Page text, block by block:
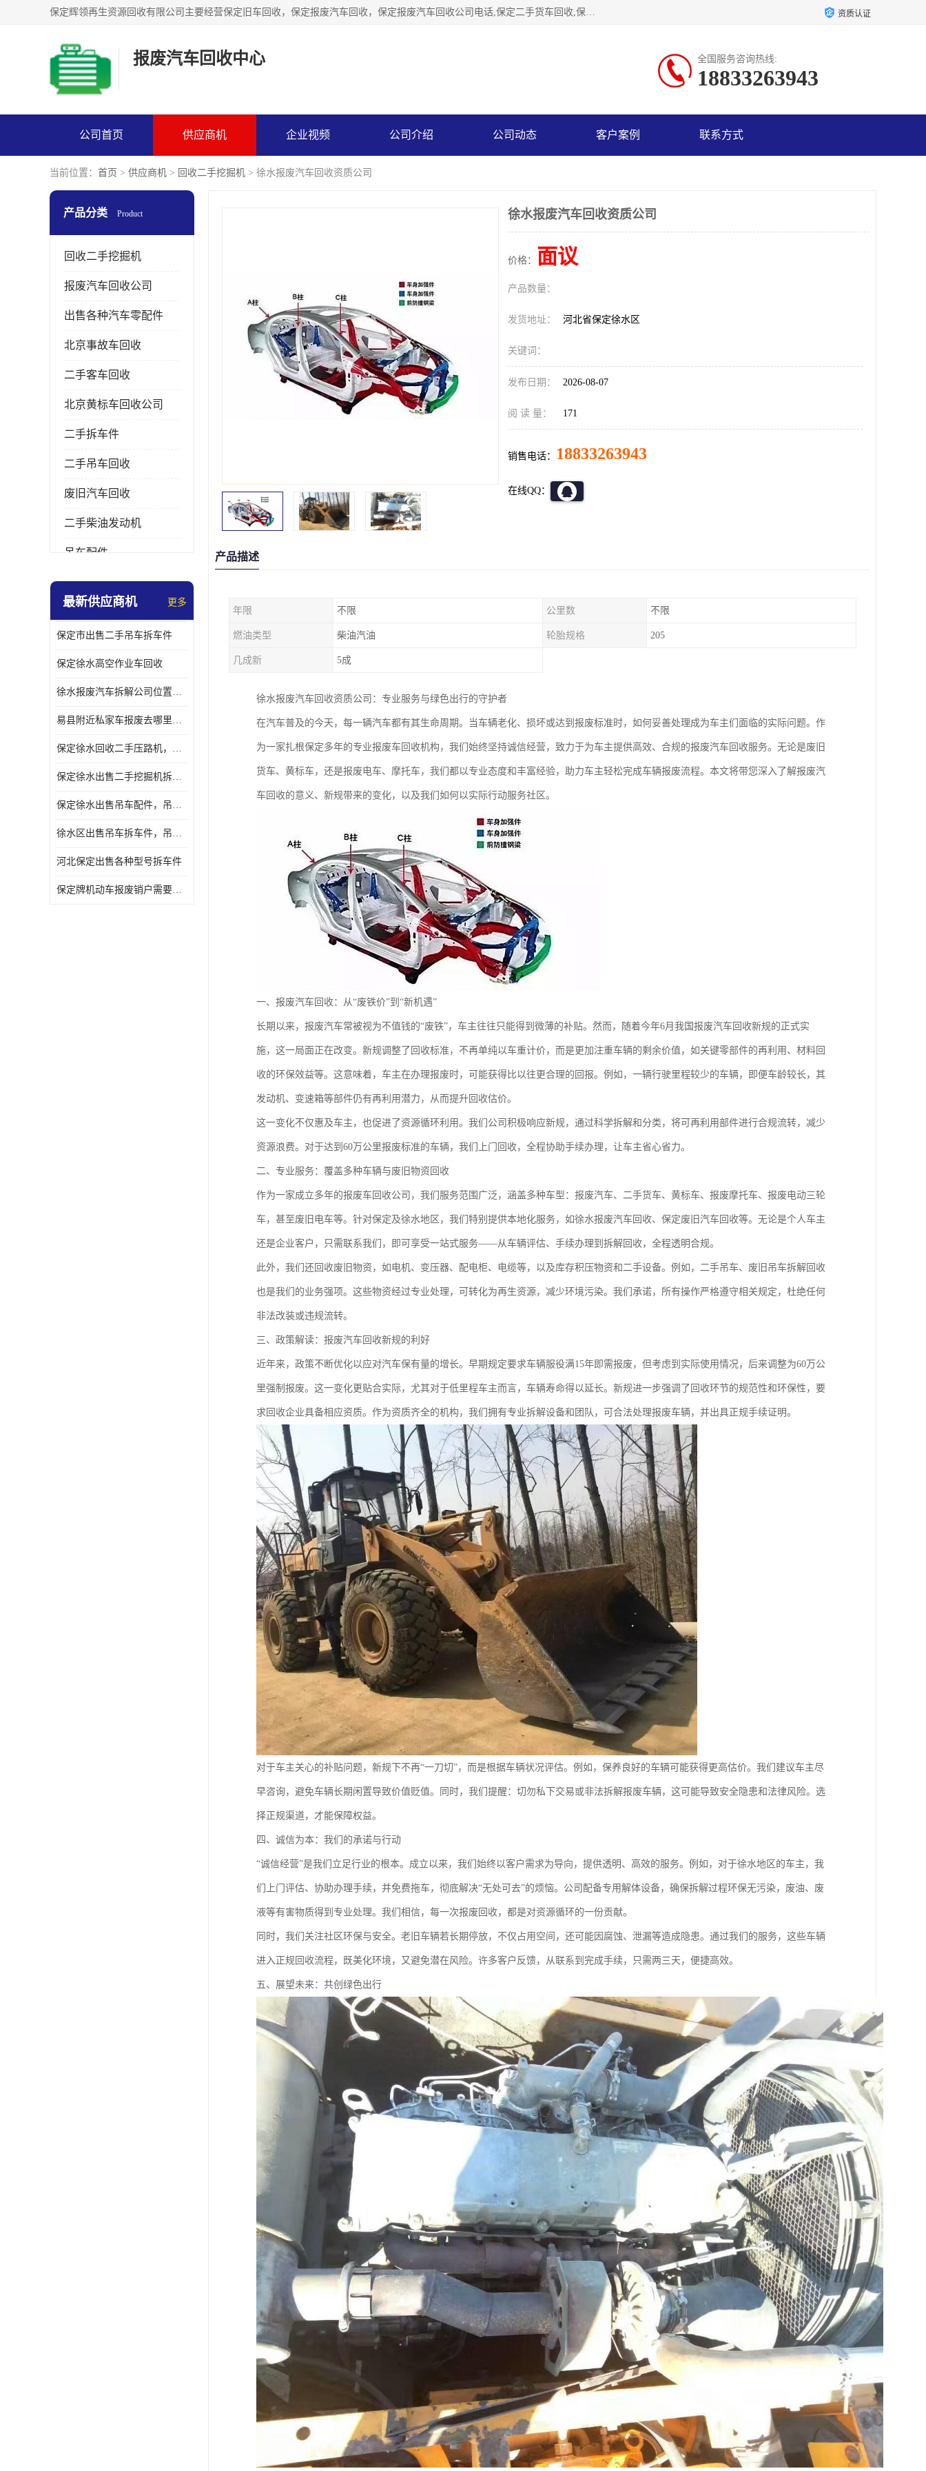
保定辉领再生资源回收有限公司主要经营保定旧车回收，保定报废汽车回收，保定报废汽车回收公司电话,保定二手货车回收,保定黄标车回收, 保定黄标车回收，保定哪里收报废车，保定废旧汽车回收，保定汽车报废手续办理，保定汽车解体厂。将通过采取区域限行促进淘汰、经济补助激励新、加大上路*法处罚、加强达标排放监管等综合措施，对老旧机动车逐步实行末位淘汰，加快老旧机动车淘汰新 资质认证
报废汽车回收中心 全国服务咨询热线:
18833263943
公司首页 供应商机 企业视频 公司介绍 公司动态 客户案例 联系方式
当前位置： 首页 > 供应商机 > 回收二手挖掘机 > 徐水报废汽车回收资质公司
产品分类 Product
回收二手挖掘机
报废汽车回收公司
出售各种汽车零配件
北京事故车回收
二手客车回收
北京黄标车回收公司
二手拆车件
二手吊车回收
废旧汽车回收
二手柴油发动机
吊车配件
挖掘机拆车件
最新供应商机 更多
保定市出售二手吊车拆车件
保定徐水高空作业车回收
徐水报废汽车拆解公司位置，出售二手拆车件发动机
易县附近私家车报废去哪里，咨询车辆销户流程电话
保定徐水回收二手压路机，压路机拆解市场在哪
保定徐水出售二手挖掘机拆车件，挖掘机配件，液压件出售
保定徐水出售吊车配件，吊车拆车件出售
徐水区出售吊车拆车件，吊车液压件，吊车发动机变速箱出售
河北保定出售各种型号拆车件
保定牌机动车报废销户需要带哪些手续，流程咨询
徐水报废汽车回收资质公司
价格： 面议
产品数量：
发货地址： 河北省保定徐水区
关键词：
发布日期： 2026-08-07
阅 读 量： 171
销售电话： 18833263943
在线QQ：
产品描述
年限 不限 公里数 不限
燃油类型 柴油汽油 轮胎规格 205
几成新 5成
徐水报废汽车回收资质公司：专业服务与绿色出行的守护者
在汽车普及的今天，每一辆汽车都有其生命周期。当车辆老化、损坏或达到报废标准时，如何妥善处理成为车主们面临的实际问题。作
为一家扎根保定多年的专业报废车回收机构，我们始终坚持诚信经营，致力于为车主提供高效、合规的报废汽车回收服务。无论是废旧
货车、黄标车，还是报废电车、摩托车，我们都以专业态度和丰富经验，助力车主轻松完成车辆报废流程。本文将带您深入了解报废汽
车回收的意义、新规带来的变化，以及我们如何以实际行动服务社区。
一、报废汽车回收：从“废铁价”到“新机遇”
长期以来，报废汽车常被视为不值钱的“废铁”，车主往往只能得到微薄的补贴。然而，随着今年6月我国报废汽车回收新规的正式实
施，这一局面正在改变。新规调整了回收标准，不再单纯以车重计价，而是更加注重车辆的剩余价值，如关键零部件的再利用、材料回
收的环保效益等。这意味着，车主在办理报废时，可能获得比以往更合理的回报。例如，一辆行驶里程较少的车辆，即便车龄较长，其
发动机、变速箱等部件仍有再利用潜力，从而提升回收估价。
这一变化不仅惠及车主，也促进了资源循环利用。我们公司积极响应新规，通过科学拆解和分类，将可再利用部件进行合规流转，减少
资源浪费。对于达到60万公里报废标准的车辆，我们上门回收，全程协助手续办理，让车主省心省力。
二、专业服务：覆盖多种车辆与废旧物资回收
作为一家成立多年的报废车回收公司，我们服务范围广泛，涵盖多种车型：报废汽车、二手货车、黄标车、报废摩托车、报废电动三轮
车，甚至废旧电车等。针对保定及徐水地区，我们特别提供本地化服务，如徐水报废汽车回收、保定废旧汽车回收等。无论是个人车主
还是企业客户，只需联系我们，即可享受一站式服务——从车辆评估、手续办理到拆解回收，全程透明合规。
此外，我们还回收废旧物资，如电机、变压器、配电柜、电缆等，以及库存积压物资和二手设备。例如，二手吊车、废旧吊车拆解回收
也是我们的业务强项。这些物资经过专业处理，可转化为再生资源，减少环境污染。我们承诺，所有操作严格遵守相关规定，杜绝任何
非法改装或违规流转。
三、政策解读：报废汽车回收新规的利好
近年来，政策不断优化以应对汽车保有量的增长。早期规定要求车辆服役满15年即需报废，但考虑到实际使用情况，后来调整为60万公
里强制报废。这一变化更贴合实际，尤其对于低里程车主而言，车辆寿命得以延长。新规进一步强调了回收环节的规范性和环保性，要
求回收企业具备相应资质。作为资质齐全的机构，我们拥有专业拆解设备和团队，可合法处理报废车辆，并出具正规手续证明。
对于车主关心的补贴问题，新规下不再“一刀切”，而是根据车辆状况评估。例如，保养良好的车辆可能获得更高估价。我们建议车主尽
早咨询，避免车辆长期闲置导致价值贬值。同时，我们提醒：切勿私下交易或非法拆解报废车辆，这可能导致安全隐患和法律风险。选
择正规渠道，才能保障权益。
四、诚信为本：我们的承诺与行动
“诚信经营”是我们立足行业的根本。成立以来，我们始终以客户需求为导向，提供透明、高效的服务。例如，对于徐水地区的车主，我
们上门评估、协助办理手续，并免费拖车，彻底解决“无处可去”的烦恼。公司配备专用解体设备，确保拆解过程环保无污染，废油、废
液等有害物质得到专业处理。我们相信，每一次报废回收，都是对资源循环的一份贡献。
同时，我们关注社区环保与安全。老旧车辆若长期停放，不仅占用空间，还可能因腐蚀、泄漏等造成隐患。通过我们的服务，这些车辆
进入正规回收流程，既美化环境，又避免潜在风险。许多客户反馈，从联系到完成手续，只需两三天，便捷高效。
五、展望未来：共创绿色出行